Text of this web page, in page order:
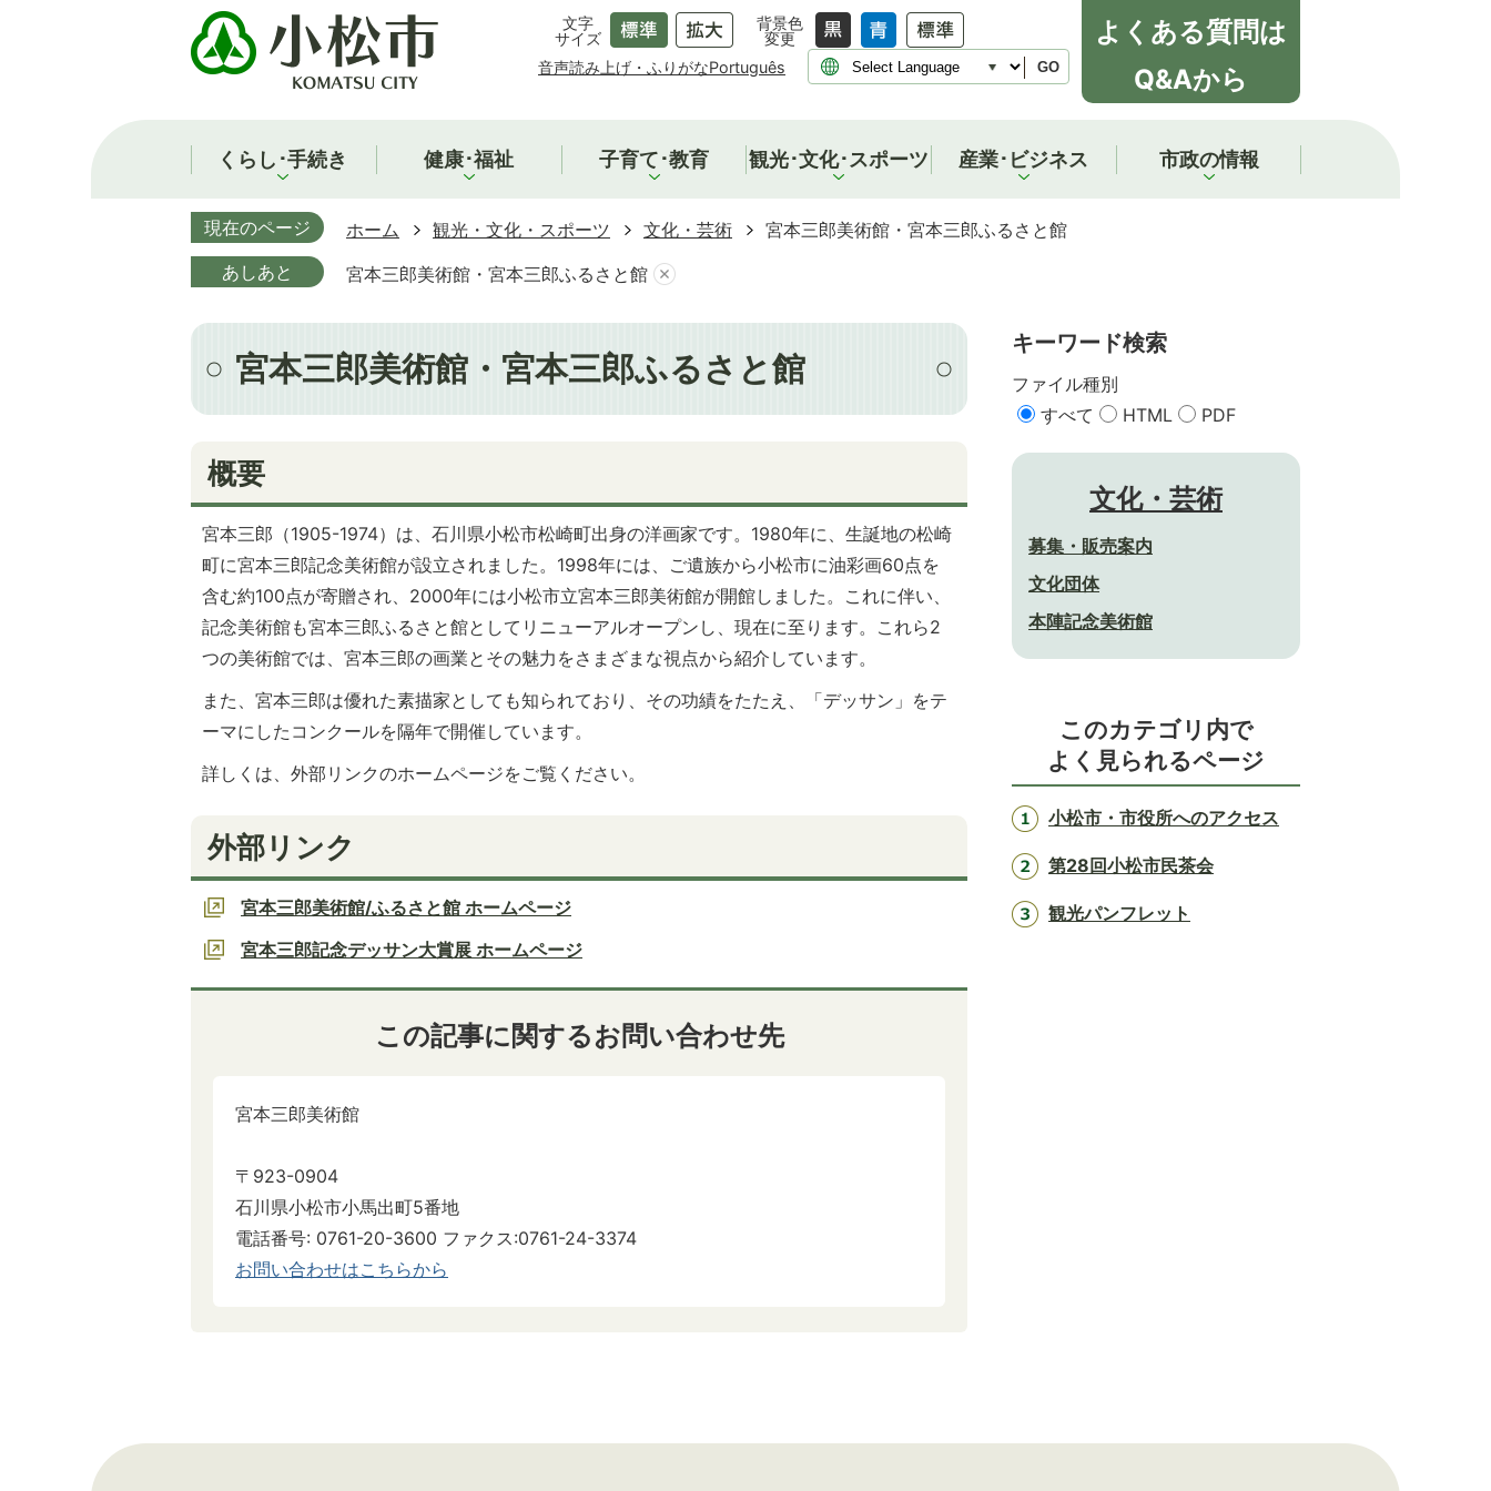
文字
サイズ
背景色
変更
音声読み上げ・ふりがなPortuguês GO
よくある質問は
Q&Aから
くらし･手続き 健康･福祉 子育て･教育 観光･文化･スポーツ 産業･ビジネス 市政の情報
現在のページ ホーム 観光・文化・スポーツ 文化・芸術
宮本三郎美術館・宮本三郎ふるさと館
あしあと
宮本三郎美術館・宮本三郎ふるさと館
宮本三郎美術館・宮本三郎ふるさと館
概要
宮本三郎（1905-1974）は、石川県小松市松崎町出身の洋画家です。1980年に、生誕地の松崎
町に宮本三郎記念美術館が設立されました。1998年には、ご遺族から小松市に油彩画60点を
含む約100点が寄贈され、2000年には小松市立宮本三郎美術館が開館しました。これに伴い、
記念美術館も宮本三郎ふるさと館としてリニューアルオープンし、現在に至ります。これら2
つの美術館では、宮本三郎の画業とその魅力をさまざまな視点から紹介しています。
また、宮本三郎は優れた素描家としても知られており、その功績をたたえ、「デッサン」をテ
ーマにしたコンクールを隔年で開催しています。
詳しくは、外部リンクのホームページをご覧ください。
外部リンク
宮本三郎美術館/ふるさと館 ホームページ
宮本三郎記念デッサン大賞展 ホームページ
この記事に関するお問い合わせ先
宮本三郎美術館
〒923-0904
石川県小松市小馬出町5番地
電話番号: 0761-20-3600 ファクス:0761-24-3374
お問い合わせはこちらから
キーワード検索
ファイル種別
すべて
HTML PDF
文化・芸術
募集・販売案内
文化団体
本陣記念美術館
このカテゴリ内で
よく見られるページ
小松市・市役所へのアクセス
第28回小松市民茶会
観光パンフレット